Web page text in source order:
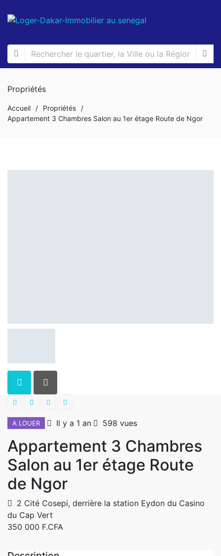
Propriétés
Accueil / Propriétés
/
Appartement 3 Chambres Salon au 1er étage Route de Ngor
A LOUER Il y a 1 an 598 vues
Appartement 3 Chambres
Salon au 1er étage Route
de Ngor
2 Cité Cosepi, derrière la station Eydon du Casino
du Cap Vert
350 000 F.CFA